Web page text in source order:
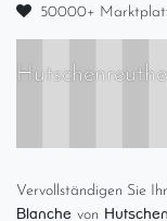
50000+
Vervollständigen Sie
Blanche von